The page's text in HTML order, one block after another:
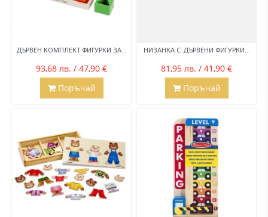
ДЪРВЕН КОМПЛЕКТ ФИГУРКИ ЗА...
93,68 лв. / 47,90 €
Поръчай
НИЗАНКА С ДЪРВЕНИ ФИГУРКИ...
81,95 лв. / 41,90 €
Поръчай